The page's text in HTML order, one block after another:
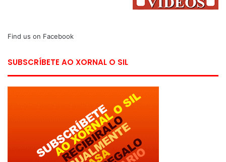
Find us on Facebook
SUBSCRÍBETE AO XORNAL O SIL